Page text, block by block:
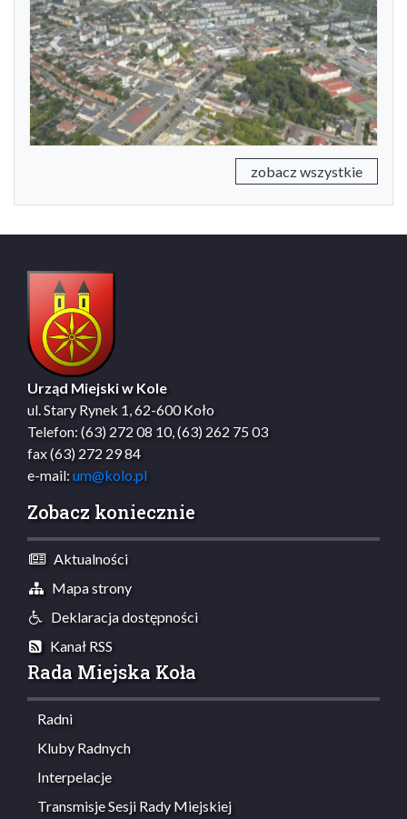
Previous Next
zobacz wszystkie
Urząd Miejski w Kole
ul. Stary Rynek 1, 62-600 Koło
Telefon: (63) 272 08 10, (63) 262 75 03
fax (63) 272 29 84
e-mail: um@kolo.pl
Zobacz koniecznie
Aktualności
Mapa strony
Deklaracja dostępności
Kanał RSS
Rada Miejska Koła
Radni
Kluby Radnych
Interpelacje
Transmisje Sesji Rady Miejskiej